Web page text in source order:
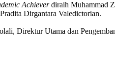
Achieverdiraih Muhammad
Dirgantara Valedictorian.
Direktur Utama dan